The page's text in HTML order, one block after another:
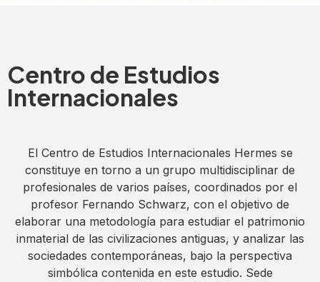
Centro de Estudios
Internacionales
El Centro de Estudios Internacionales Hermes se
constituye en torno a un grupo multidisciplinar de
profesionales de varios países, coordinados por el
profesor Fernando Schwarz, con el objetivo de
elaborar una metodología para estudiar el patrimonio
inmaterial de las civilizaciones antiguas, y analizar las
sociedades contemporáneas, bajo la perspectiva
simbólica contenida en este estudio. Sede